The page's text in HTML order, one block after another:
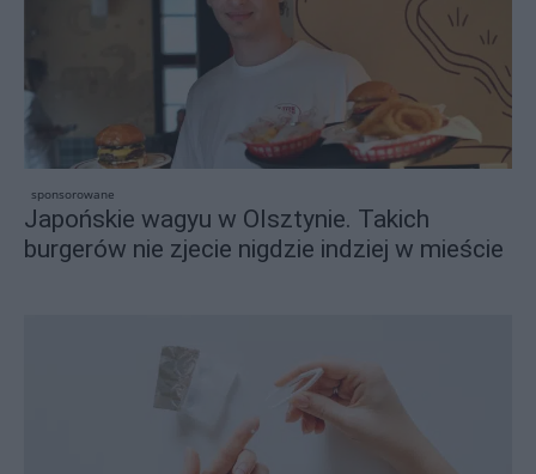
sponsorowane
Japońskie wagyu w Olsztynie. Takich
burgerów nie zjecie nigdzie indziej w mieście